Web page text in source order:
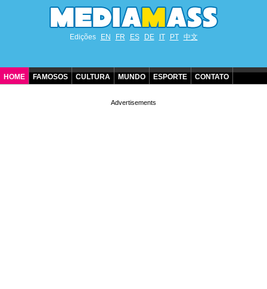
Edições EN FR ES DE IT PT 中文
HOME FAMOSOS CULTURA MUNDO ESPORTE CONTATO